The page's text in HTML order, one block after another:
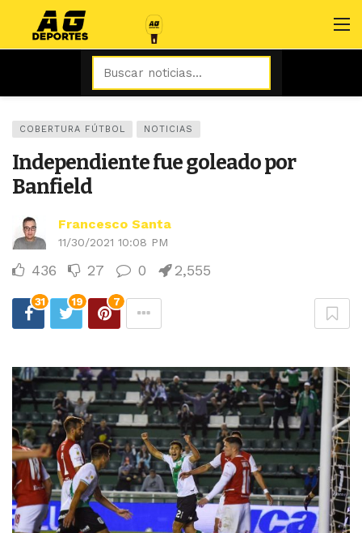
COBERTURA FÚTBOL NOTICIAS
Independiente fue goleado por
Banfield
Francesco Santa
11/30/2021 10:08 PM
436 27 0 2,555
31 19 7